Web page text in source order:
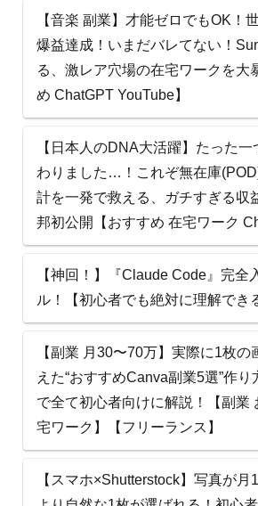
【音楽 副業】才能ゼロでもOK！
爆益達成！いまだバレてない！
る、激レア穴場の在宅ワークを大
め ChatGPT YouTube】
【日本人のDNA大活躍】たった
わりました…！これぞ無在庫
計を一発で救える、ガチすぎる収
邦初公開【おすすめ 在宅ワーク
【神回！】『Claude Code』完全
ル！【初心者でも絶対に理解でき
【副業 月30〜70万】実際に1枚の
えた“おすすめCanva副業5選”作り
で全て初心者向けに解説！【副業
宅ワーク】【フリーランス】
【スマホ×Shutterstock】写真が月